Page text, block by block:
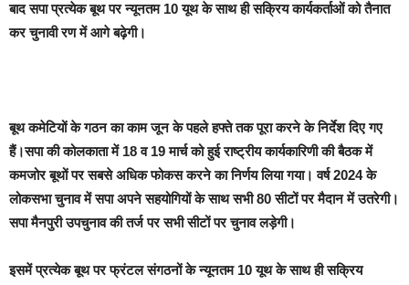
बाद सपा प्रत्येक बूथ पर न्यूनतम 10 यूथ के साथ ही सक्रिय कार्यकर्ताओं को तैनात
कर चुनावी रण में आगे बढ़ेगी।
बूथ कमेटियों के गठन का काम जून के पहले हफ्ते तक पूरा करने के निर्देश दिए गए
हैं।सपा की कोलकाता में 18 व 19 मार्च को हुई राष्ट्रीय कार्यकारिणी की बैठक में
कमजोर बूथों पर सबसे अधिक फोकस करने का निर्णय लिया गया। वर्ष 2024 के
लोकसभा चुनाव में सपा अपने सहयोगियों के साथ सभी 80 सीटों पर मैदान में उतरेगी।
सपा मैनपुरी उपचुनाव की तर्ज पर सभी सीटों पर चुनाव लड़ेगी।
इसमें प्रत्येक बूथ पर फ्रंटल संगठनों के न्यूनतम 10 यूथ के साथ ही सक्रिय